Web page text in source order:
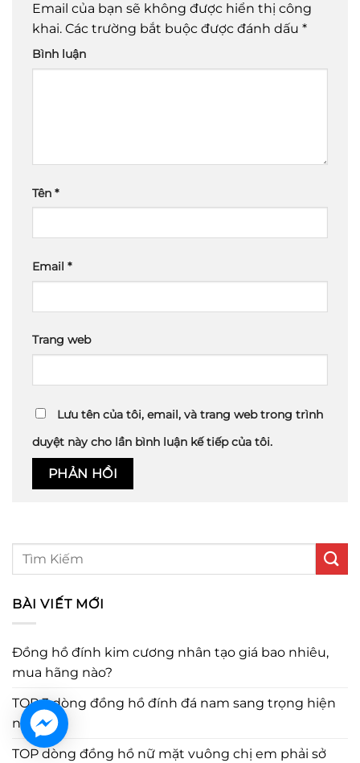
Email của bạn sẽ không được hiển thị công
khai. Các trường bắt buộc được đánh dấu *
Bình luận
Tên *
Email *
Trang web
Lưu tên của tôi, email, và trang web trong trình
duyệt này cho lần bình luận kế tiếp của tôi.
BÀI VIẾT MỚI
Đồng hồ đính kim cương nhân tạo giá bao nhiêu,
mua hãng nào?
TOP 3 dòng đồng hồ đính đá nam sang trọng hiện
nay
TOP dòng đồng hồ nữ mặt vuông chị em phải sở